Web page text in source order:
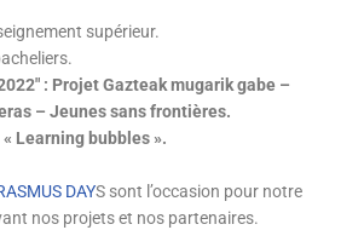
supérieur.
: Projet Gazteak mugarik gabe –
– Jeunes sans frontières.
« Learning bubbles ».
DAYS sont l’occasion pour notre
nos projets et nos partenaires.